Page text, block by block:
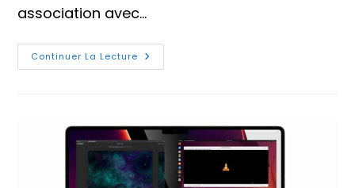
association avec…
Continuer La Lecture Comment
Installer
M1,
M2,
M3
Avec
UTM
?